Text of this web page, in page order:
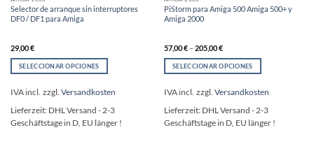
Selector de arranque sin interruptores
DF0 / DF1 para Amiga
29,00€
SELECCIONAR OPCIONES
producto
múltiples
variantes.
IVA incl. zzgl. Versandkosten
Lieferzeit: DHL Versand - 2-3
Geschäftstage in D, EU länger !
PiStorm para Amiga 500 Amiga 500+ y
Amiga 2000
57,00€–205,00€
SELECCIONAR OPCIONES
producto
múltiples
variantes.
IVA incl. zzgl. Versandkosten
Lieferzeit: DHL Versand - 2-3
Geschäftstage in D, EU länger !